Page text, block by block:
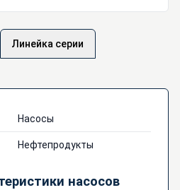
Линейка серии
Насосы
Нефтепродукты
насосов